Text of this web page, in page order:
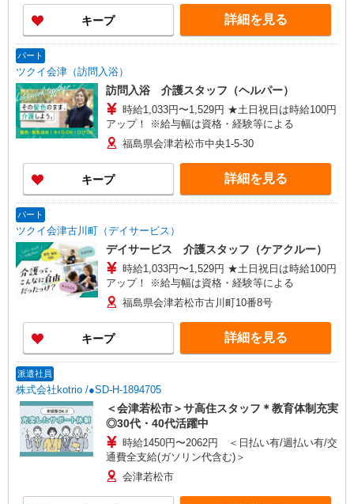
・ケア→ケアの移動時間も賃金（時給）を支給 ※
特定事業所加算手当:60円/時間含む ※給与幅は資
格・経験等による
キープ 詳細を見る
パート
ツクイ会津（訪問入浴）
訪問入浴 介護スタッフ（ヘルパー）
時給1,033円〜1,529円 ★土日祝日は時給100円
アップ！ ※給与幅は資格・経験等による
福島県会津若松市中央1-5-30
キープ 詳細を見る
パート
ツクイ会津古川町（デイサービス）
デイサービス 介護スタッフ（ケアクルー）
時給1,033円〜1,529円 ★土日祝日は時給100円
アップ！ ※給与幅は資格・経験等による
福島県会津若松市古川町10番8号
キープ 詳細を見る
派遣社員
株式会社kotrio /●SD-H-1894705
＜会津若松市＞サ高住スタッフ＊教育体制充実
◎30代・40代活躍中
時給1450円〜2062円 ＜日払い有/週払い有/交
通費全支給(ガソリン代含む)＞
会津若松市